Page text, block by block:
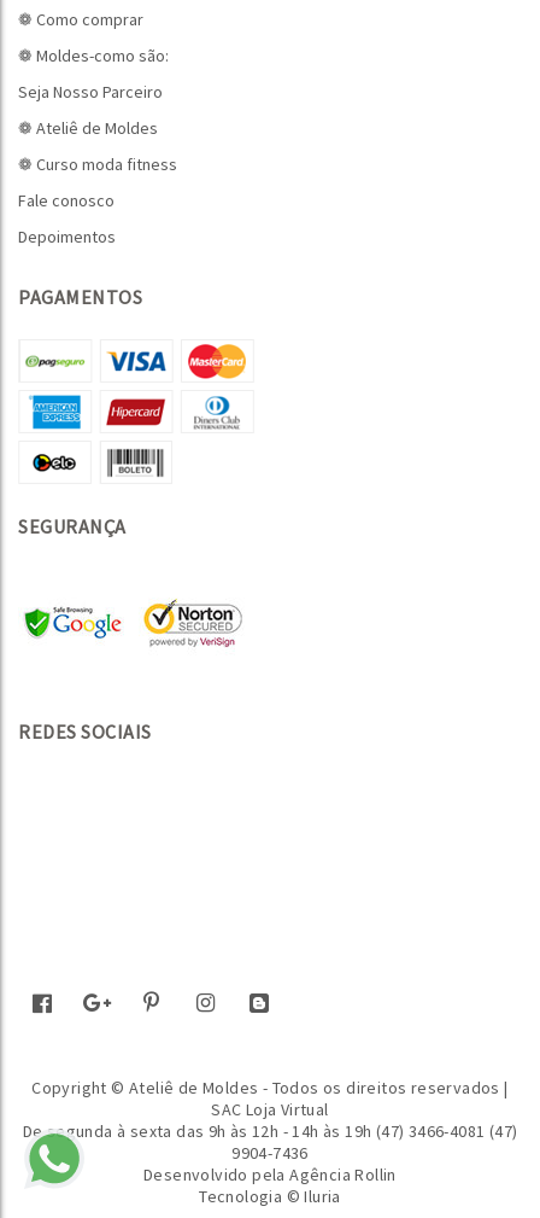
❁ Como comprar
❁ Moldes-como são:
Seja Nosso Parceiro
❁ Ateliê de Moldes
❁ Curso moda fitness
Fale conosco
Depoimentos
PAGAMENTOS
SEGURANÇA
REDES SOCIAIS
Copyright © Ateliê de Moldes - Todos os direitos reservados |
SAC Loja Virtual
De segunda à sexta das 9h às 12h - 14h às 19h (47) 3466-4081 (47)
9904-7436
Desenvolvido pelaAgência Rollin
Tecnologia © Iluria